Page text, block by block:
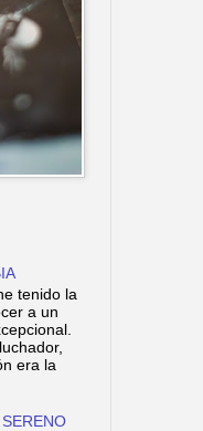
tenido la
a un
era la